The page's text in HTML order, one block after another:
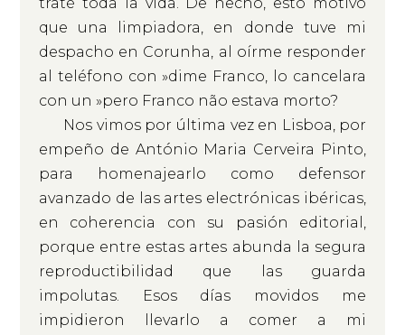
que una limpiadora, en donde tuve mi
despacho en Corunha, al oírme responder
al teléfono con »dime Franco, lo cancelara
con un »pero Franco não estava morto?
Nos vimos por última vez en Lisboa, por
empeño de António Maria Cerveira Pinto,
para homenajearlo como defensor
avanzado de las artes electrónicas ibéricas,
en coherencia con su pasión editorial,
porque entre estas artes abunda la segura
reproductibilidad que las guarda
impolutas. Esos días movidos me
impidieron llevarlo a comer a mi